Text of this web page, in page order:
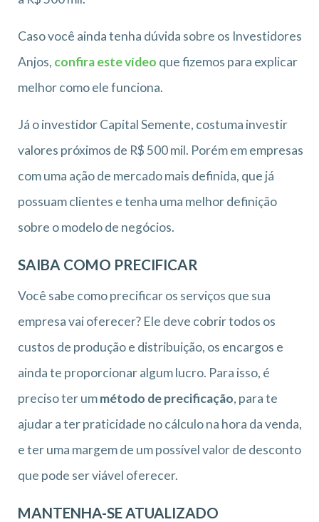
Caso você ainda tenha dúvida sobre os Investidores
Anjos, confira este vídeo que fizemos para explicar
melhor como ele funciona.
Já o investidor Capital Semente, costuma investir
valores próximos de R$ 500 mil. Porém em empresas
com uma ação de mercado mais definida, que já
possuam clientes e tenha uma melhor definição
sobre o modelo de negócios.
SAIBA COMO PRECIFICAR
Você sabe como precificar os serviços que sua
empresa vai oferecer? Ele deve cobrir todos os
custos de produção e distribuição, os encargos e
ainda te proporcionar algum lucro. Para isso, é
preciso ter ummétodo de precificação, para te
ajudar a ter praticidade no cálculo na hora da venda,
e ter uma margem de um possível valor de desconto
que pode ser viável oferecer.
MANTENHA-SE ATUALIZADO